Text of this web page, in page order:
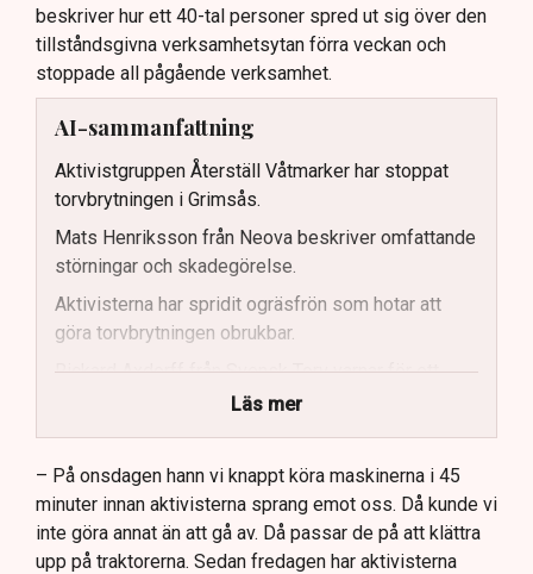
beskriver hur ett 40-tal personer spred ut sig över den
tillståndsgivna verksamhetsytan förra veckan och
stoppade all pågående verksamhet.
AI-sammanfattning
Aktivistgruppen Återställ Våtmarker har stoppat
torvbrytningen i Grimsås.
Mats Henriksson från Neova beskriver omfattande
störningar och skadegörelse.
Aktivisterna har spridit ogräsfrön som hotar att
göra torvbrytningen obrukbar.
Rickard Axdorff från Svensk Torv varnar för ett
stort ekonomiskt sabotage.
Dialogpolisen på plats står maktlös inför
aktivisternas handlingar.
Frågor kvarstår om finansiering av illegal aktivism.
Läs mer
– På onsdagen hann vi knappt köra maskinerna i 45
minuter innan aktivisterna sprang emot oss. Då kunde vi
inte göra annat än att gå av. Då passar de på att klättra
upp på traktorerna. Sedan fredagen har aktivisterna